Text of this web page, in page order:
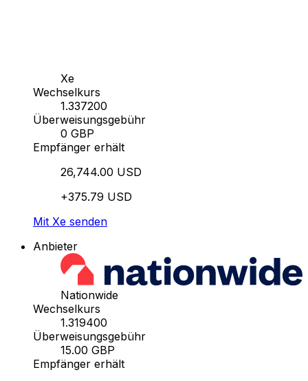
Xe
Wechselkurs
1.337200
Überweisungsgebühr
0 GBP
Empfänger erhält
26,744.00 USD
+375.79 USD
Mit Xe senden
Anbieter
Nationwide
Wechselkurs
1.319400
Überweisungsgebühr
15.00 GBP
Empfänger erhält